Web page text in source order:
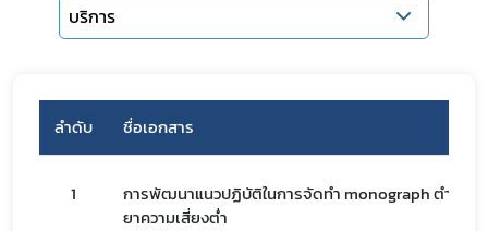
บริการ
ลำดับ ชื่อเอกสาร
1
การพัฒนาแนวปฏิบัติในการจัดทำ monograph ตำรับ
ยาความเสี่ยงต่ำ